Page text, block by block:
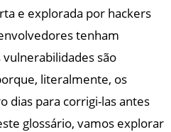
e explorada por hackers
tenham
são
literalmente, os
dias para corrigi-las antes
glossário, vamos explorar